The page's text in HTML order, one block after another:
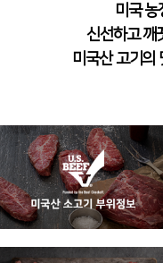
미국 농
신선하고 깨
미국산 고기의